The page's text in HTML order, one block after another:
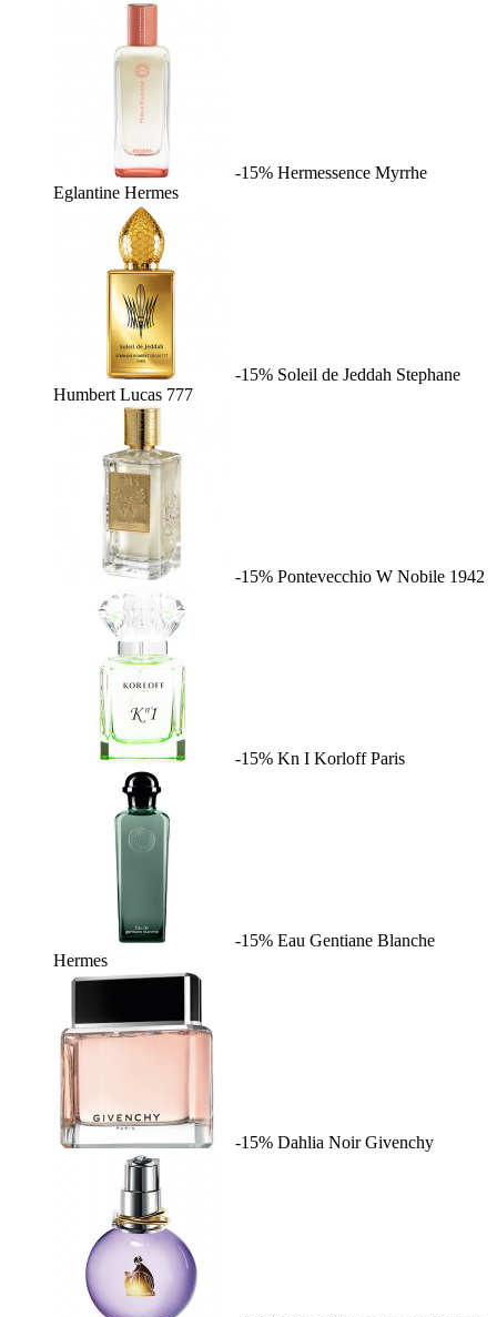
-15% Hermessence Myrrhe
Eglantine Hermes
-15% Soleil de Jeddah Stephane
Humbert Lucas 777
-15% Pontevecchio W Nobile 1942
-15% Kn I Korloff Paris
-15% Eau Gentiane Blanche
Hermes
-15% Dahlia Noir Givenchy